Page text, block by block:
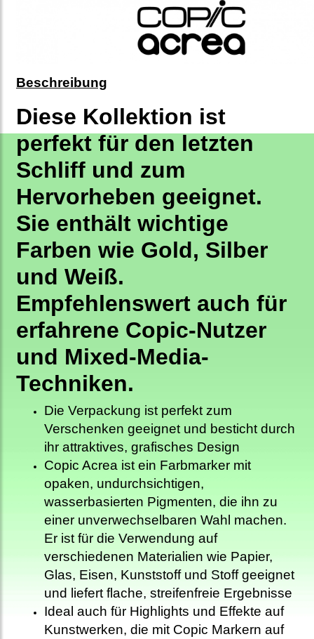
Beschreibung
Diese Kollektion ist
perfekt für den letzten
Schliff und zum
Hervorheben geeignet.
Sie enthält wichtige
Farben wie Gold, Silber
und Weiß.
Empfehlenswert auch für
erfahrene Copic-Nutzer
und Mixed-Media-
Techniken.
Die Verpackung ist perfekt zum
Verschenken geeignet und besticht durch
ihr attraktives, grafisches Design
Copic Acrea ist ein Farbmarker mit
opaken, undurchsichtigen,
wasserbasierten Pigmenten, die ihn zu
einer unverwechselbaren Wahl machen.
Er ist für die Verwendung auf
verschiedenen Materialien wie Papier,
Glas, Eisen, Kunststoff und Stoff geeignet
und liefert flache, streifenfreie Ergebnisse
Ideal auch für Highlights und Effekte auf
Kunstwerken, die mit Copic Markern auf